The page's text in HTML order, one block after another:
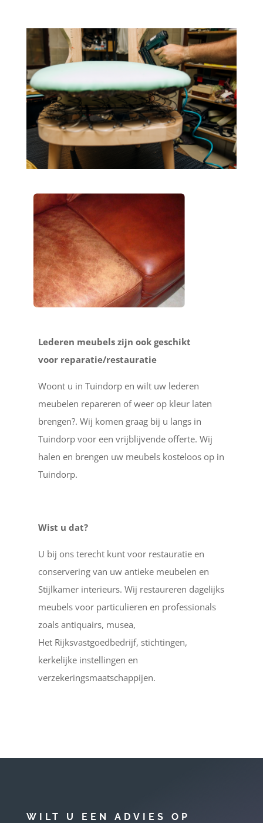
Lederen meubels zijn ook geschikt
voor reparatie/restauratie
Woont u in Tuindorp en wilt uw lederen
meubelen repareren of weer op kleur laten
brengen?. Wij komen graag bij u langs in
Tuindorp voor een vrijblijvende offerte. Wij
halen en brengen uw meubels kosteloos op in
Tuindorp.
Wist u dat?
U bij ons terecht kunt voor restauratie en
conservering van uw antieke meubelen en
Stijlkamer interieurs. Wij restaureren dagelijks
meubels voor particulieren en professionals
zoals antiquairs, musea,
Het Rijksvastgoedbedrijf, stichtingen,
kerkelijke instellingen en
verzekeringsmaatschappijen.
WILT U EEN ADVIES OP